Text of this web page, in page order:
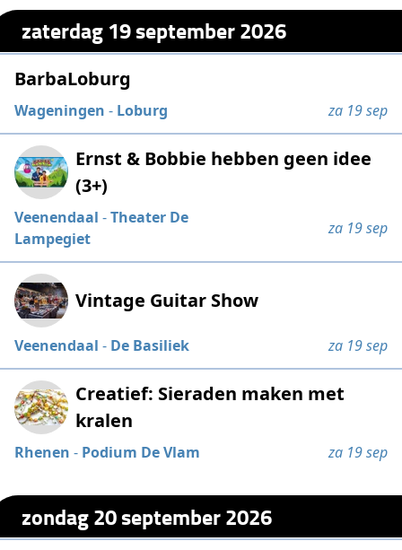
zaterdag 19 september 2026
BarbaLoburg
Wageningen - Loburg za 19 sep
Ernst & Bobbie hebben geen idee
(3+)
Veenendaal -Theater De
Lampegiet
za 19 sep
Vintage Guitar Show
Veenendaal - De Basiliek za 19 sep
Creatief: Sieraden maken met
kralen
Rhenen - Podium De Vlam za 19 sep
zondag 20 september 2026